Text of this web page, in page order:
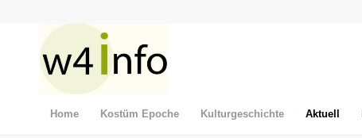
Home Kostüm Epoche Kulturgeschichte Aktuell